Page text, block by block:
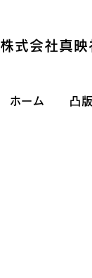
株式会社真映
ホーム 凸